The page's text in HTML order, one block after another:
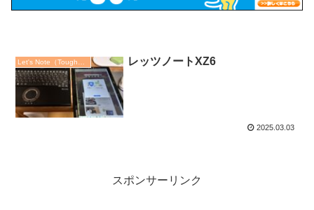
Let's Note（ToughBook） レッツノートXZ6
2025.03.03
スポンサーリンク